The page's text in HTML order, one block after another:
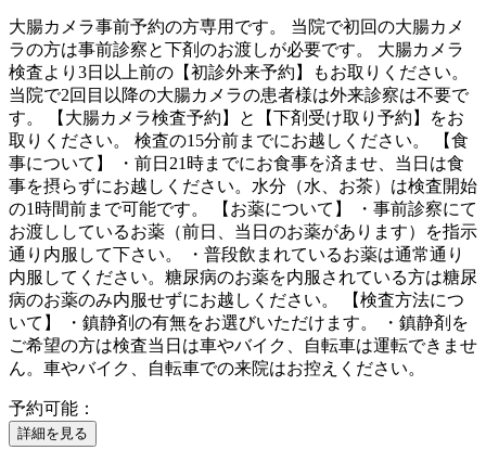
大腸カメラ事前予約の方専用です。 当院で初回の大腸カメ
ラの方は事前診察と下剤のお渡しが必要です。 大腸カメラ
検査より3日以上前の【初診外来予約】もお取りください。
当院で2回目以降の大腸カメラの患者様は外来診察は不要で
す。 【大腸カメラ検査予約】と【下剤受け取り予約】をお
取りください。 検査の15分前までにお越しください。 【食
事について】 ・前日21時までにお食事を済ませ、当日は食
事を摂らずにお越しください。水分（水、お茶）は検査開始
の1時間前まで可能です。 【お薬について】 ・事前診察にて
お渡ししているお薬（前日、当日のお薬があります）を指示
通り内服して下さい。 ・普段飲まれているお薬は通常通り
内服してください。糖尿病のお薬を内服されている方は糖尿
病のお薬のみ内服せずにお越しください。 【検査方法につ
いて】 ・鎮静剤の有無をお選びいただけます。 ・鎮静剤を
ご希望の方は検査当日は車やバイク、自転車は運転できませ
ん。車やバイク、自転車での来院はお控えください。
予約可能：
詳細を見る